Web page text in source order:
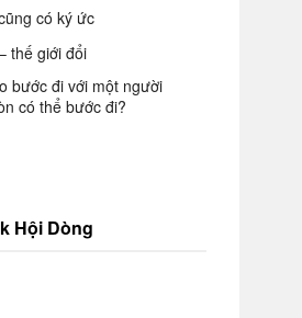
có ký ức
thế giới đổi
bước đi với một người
có thể bước đi?
Hội Dòng